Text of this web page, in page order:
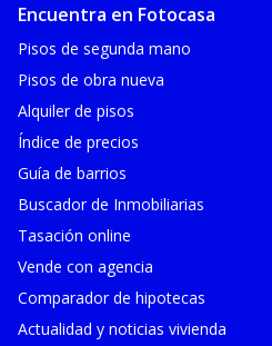
Encuentra en Fotocasa
Pisos de segunda mano
Pisos de obra nueva
Alquiler de pisos
Índice de precios
Guía de barrios
Buscador de Inmobiliarias
Tasación online
Vende con agencia
Comparador de hipotecas
Actualidad y noticias vivienda